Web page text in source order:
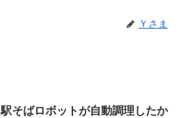
Ｙさま
駅そばロボットが自動調理したか